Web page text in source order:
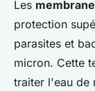
Les
protection
parasites et
micron. Cette
traiter l'eau de